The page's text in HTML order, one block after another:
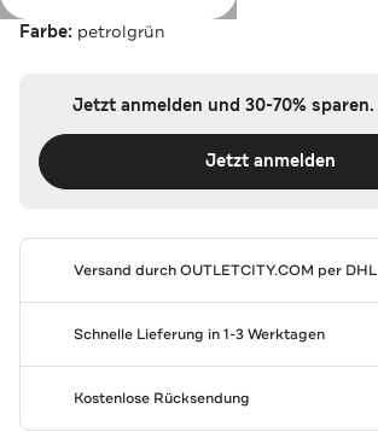
Farbe: petrolgrün
Jetzt anmelden und 30-70% sparen.
Jetzt anmelden
Versand durchOUTLETCITY.COM per DHL
Schnelle Lieferung in 1-3 Werktagen
Kostenlose Rücksendung